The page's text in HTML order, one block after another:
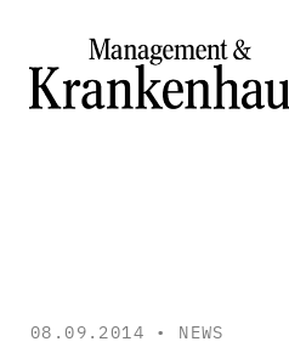
08.09.2014 • NEWS